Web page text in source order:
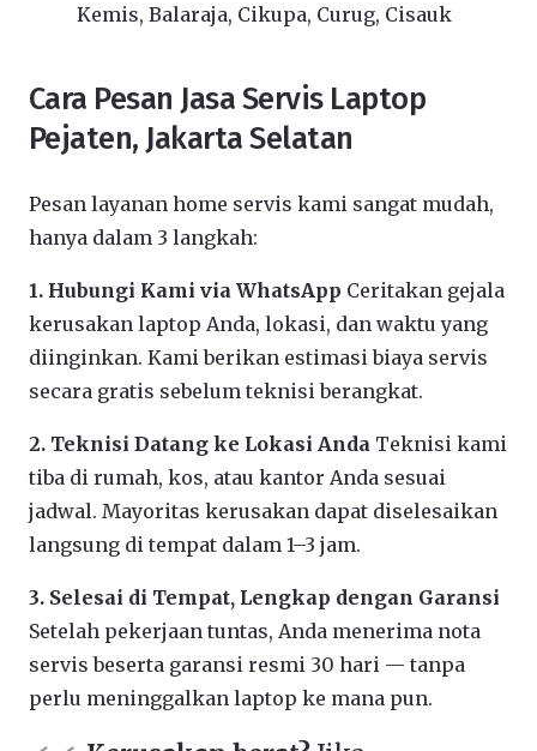
Kemis, Balaraja, Cikupa, Curug, Cisauk
Cara Pesan Jasa Servis Laptop
Pejaten, Jakarta Selatan
Pesan layanan home servis kami sangat mudah,
hanya dalam 3 langkah:
1. Hubungi Kami via WhatsApp Ceritakan gejala
kerusakan laptop Anda, lokasi, dan waktu yang
diinginkan. Kami berikan estimasi biaya servis
secara gratis sebelum teknisi berangkat.
2. Teknisi Datang ke Lokasi Anda Teknisi kami
tiba di rumah, kos, atau kantor Anda sesuai
jadwal. Mayoritas kerusakan dapat diselesaikan
langsung di tempat dalam 1–3 jam.
3. Selesai di Tempat, Lengkap dengan Garansi
Setelah pekerjaan tuntas, Anda menerima nota
servis beserta garansi resmi 30 hari — tanpa
perlu meninggalkan laptop ke mana pun.